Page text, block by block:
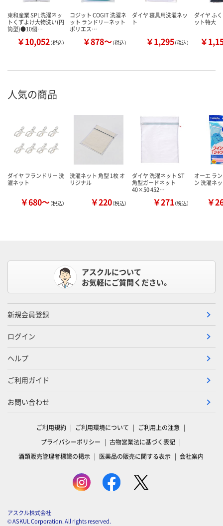
東和産業 SPL洗濯ネッ
トくずよけ大物洗い(円
筒型)●10個…
￥10,052（税込）
コジット COGIT 洗濯ネ
ット ランドリーネット
ポリエス…
￥878～（税込）
ダイヤ 寝具用洗濯ネッ
ト
￥1,295（税込）
ダイヤ ふ
ット特大
￥
人気の商品
ダイヤ フランドリー 洗
濯ネット
￥680～（税込）
洗濯ネット 角型 1枚 オ
リジナル
￥220（税込）
ダイヤ 洗濯ネット ST
角型ガードネット
40×50 452…
￥271（税込）
オーエ ラ
ン 洗濯ネ
￥
アスクルについて
お気軽にご質問ください。
新規会員登録
ログイン
ヘルプ
ご利用ガイド
お問い合わせ
ご利用規約 ご利用環境について
ご利用上の注意
プライバシーポリシー
古物営業法に基づく表記
酒類販売管理者標識の掲示
医薬品の販売に関する表示 会社案内
アスクル株式会社
© ASKUL Corporation. All rights reserved.